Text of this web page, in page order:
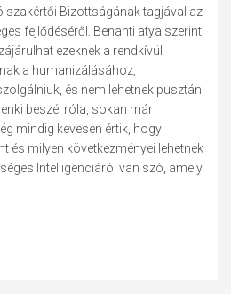
szakértői Bizottságának tagjával az
fejlődéséről. Benanti atya szerint
ezeknek a rendkívül
a humanizálásához,
és nem lehetnek pusztán
beszél róla, sokan már
mindig kevesen értik, hogy
és milyen következményei lehetnek
Intelligenciáról van szó, amely